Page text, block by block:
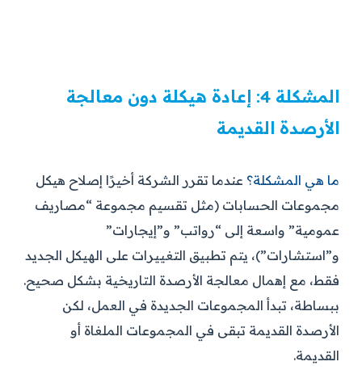
المشكلة 4: إعادة هيكلة دون معالجة
الأرصدة القديمة
ما هي المشكلة؟ عندما تقرر الشركة أخيرًا إصلاح هيكل
مجموعات الحسابات (مثل تقسيم مجموعة “مصاريف
عمومية” واسعة إلى “رواتب” و”إيجارات”
و”استشارات”)، يتم تطبيق التغييرات على الهيكل الجديد
فقط، مع إهمال معالجة الأرصدة التاريخية بشكل صحيح.
ببساطة، تبدأ المجموعات الجديدة في العمل، لكن
الأرصدة القديمة تبقى في المجموعات الملغاة أو
القديمة.